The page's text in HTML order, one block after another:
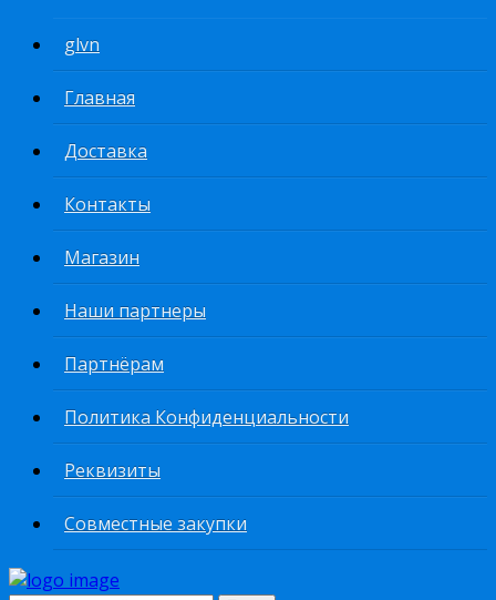
glvn
Главная
Доставка
Контакты
Магазин
Наши партнеры
Партнёрам
Политика Конфиденциальности
Реквизиты
Совместные закупки